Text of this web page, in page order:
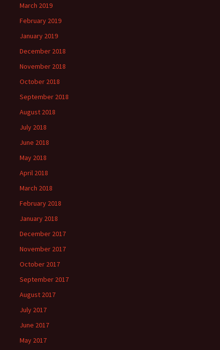
March 2019
February 2019
January 2019
December 2018
November 2018
October 2018
September 2018
August 2018
July 2018
June 2018
May 2018
April 2018
March 2018
February 2018
January 2018
December 2017
November 2017
October 2017
September 2017
August 2017
July 2017
June 2017
May 2017